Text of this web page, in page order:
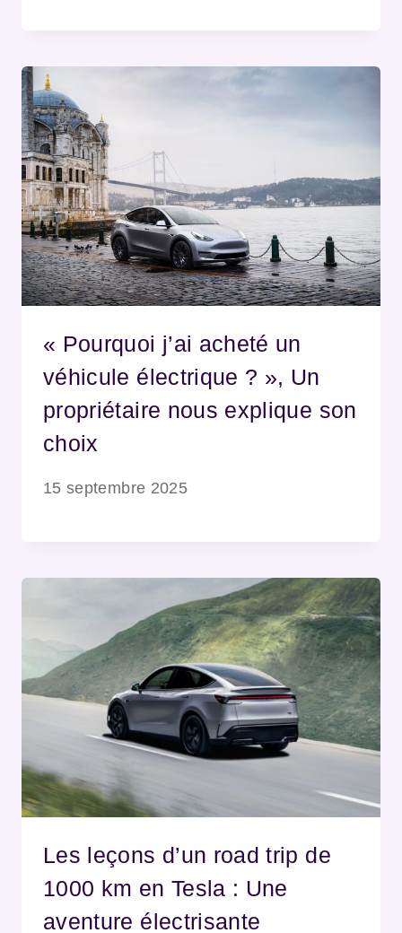
« Pourquoi j’ai acheté un
véhicule électrique ? », Un
propriétaire nous explique son
choix
15 septembre 2025
Les leçons d’un road trip de
1000 km en Tesla : Une
aventure électrisante